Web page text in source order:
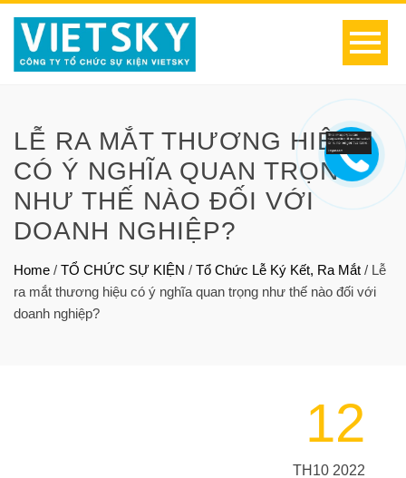
LỄ RA MẮT THƯƠNG HIỆU
CÓ Ý NGHĨA QUAN TRỌNG
NHƯ THẾ NÀO ĐỐI VỚI
DOANH NGHIỆP?
Home / TỔ CHỨC SỰ KIỆN / Tổ Chức Lễ Ký Kết, Ra Mắt / Lễ
ra mắt thương hiệu có ý nghĩa quan trọng như thế nào đối với
doanh nghiệp?
12
TH10 2022